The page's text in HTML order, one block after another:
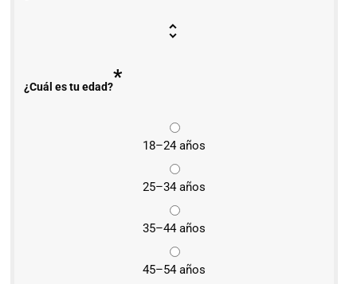
¿Cuál es tu edad?*
18–24 años
25–34 años
35–44 años
45–54 años